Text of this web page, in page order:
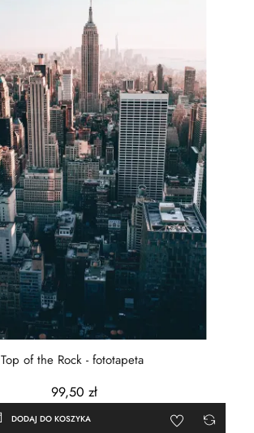
Top of the Rock - fototapeta
99,50 zł
DODAJ DO KOSZYKA